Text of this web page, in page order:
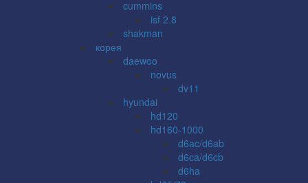
cummins
isf 2.8
shakman
корея
daewoo
novus
dv11
hyundai
hd120
hd160-1000
d6ac/d6ab
d6ca/d6cb
d6ha